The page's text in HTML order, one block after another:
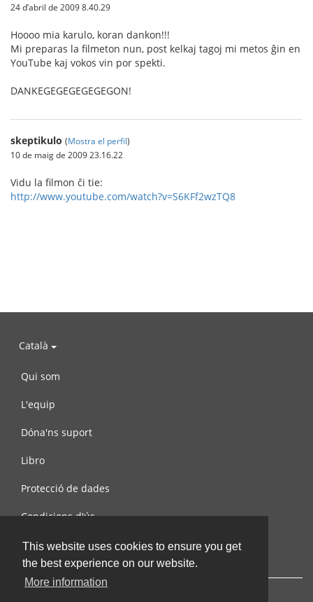
This website uses cookies to ensure you get
the best experience on our website.
More information
24 d’abril de 2009 8.40.29
Hoooo mia karulo, koran dankon!!!
Mi preparas la filmeton nun, post kelkaj tagoj mi metos ĝin en
YouTube kaj vokos vin por spekti.
DANKEGEGEGEGEGEGON!
skeptikulo (Mostra el perfil)
10 de maig de 2009 23.16.22
Vidu la filmon ĉi tie:
http://www.youtube.com/watch?v=S6KFf2wzTQ8
Català
Qui som
L'equip
Dóna'ns suport
Libro
Protecció de dades
Condicions d'ús
Contacta amb nosaltres